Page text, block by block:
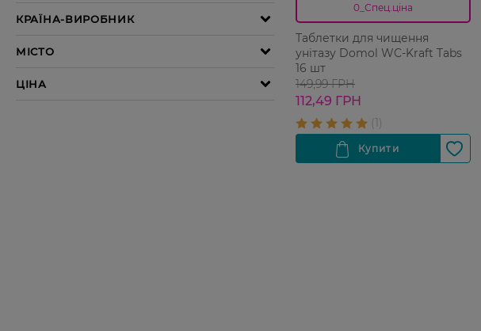
0_Спец.ціна
Таблетки для чищення
унітазу Domol WC-Kraft Tabs
16 шт
149,99 ГРН
112,49 ГРН